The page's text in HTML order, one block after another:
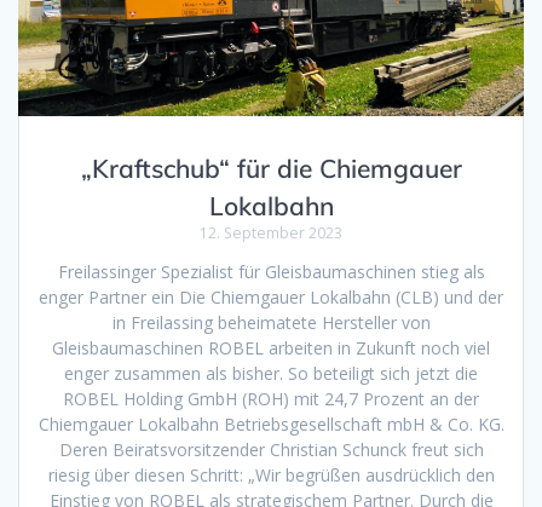
„Kraftschub“ für die Chiemgauer
Lokalbahn
12. September 2023
Freilassinger Spezialist für Gleisbaumaschinen stieg als
enger Partner ein Die Chiemgauer Lokalbahn (CLB) und der
in Freilassing beheimatete Hersteller von
Gleisbaumaschinen ROBEL arbeiten in Zukunft noch viel
enger zusammen als bisher. So beteiligt sich jetzt die
ROBEL Holding GmbH (ROH) mit 24,7 Prozent an der
Chiemgauer Lokalbahn Betriebsgesellschaft mbH & Co. KG.
Deren Beiratsvorsitzender Christian Schunck freut sich
riesig über diesen Schritt: „Wir begrüßen ausdrücklich den
Einstieg von ROBEL als strategischem Partner. Durch die